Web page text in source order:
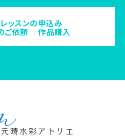
ッスンの申込み
ご依頼 作品購入